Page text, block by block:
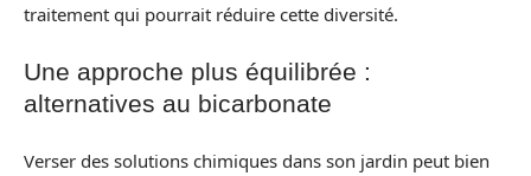
traitement qui pourrait réduire cette diversité.
Une approche plus équilibrée :
alternatives au bicarbonate
Verser des solutions chimiques dans son jardin peut bien